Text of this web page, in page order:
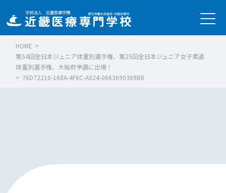
HOME >
第54回全日本ジュニア体重別選手権、第25回全日本ジュニア女子柔道
体重別選手権、大阪府予選に出場！
> 76D72210-168A-4F6C-A024-0663690369B8